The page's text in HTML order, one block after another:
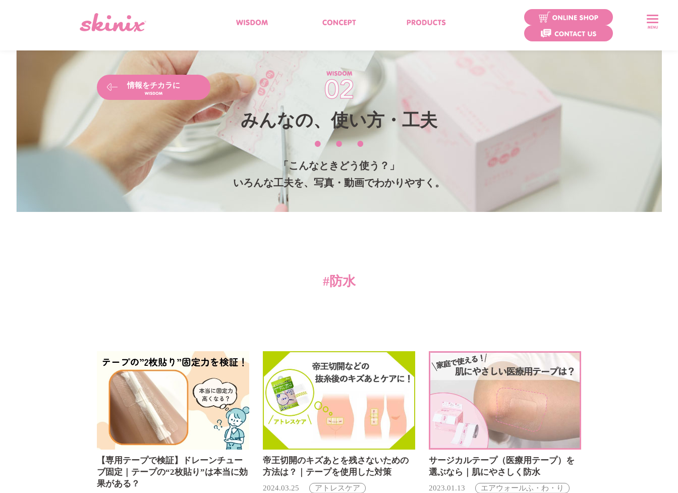
“知恵のワ”
使い方・工夫
みんなの
学術レポート
プレスワイプ
ココロール
エアウォールふ・わ・りパッド
このサイトについて 個人情報保護方針 SNS公式アカウント運用方針
みんなの、使い方・工夫
「こんなときどう使う？」
いろんな工夫を、写真・動画でわかりやすく。
情報をチカラに
#防水
【専用テープで検証】ドレーンチュー
ブ固定｜テープの“2枚貼り”は本当に効
果がある？
帝王切開のキズあとを残さないための
方法は？｜テープを使用した対策
2024.03.25
アトレスケア
サージカルテープ（医療用テープ）を
選ぶなら｜肌にやさしく防水
2023.01.13
エアウォールふ・わ・り